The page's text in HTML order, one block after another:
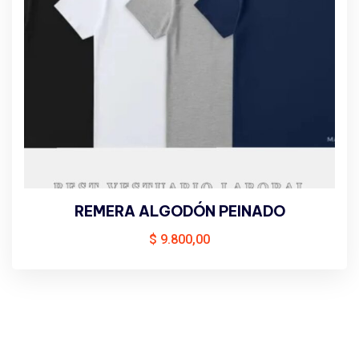
REMERA ALGODÓN PEINADO
$ 9.800,00